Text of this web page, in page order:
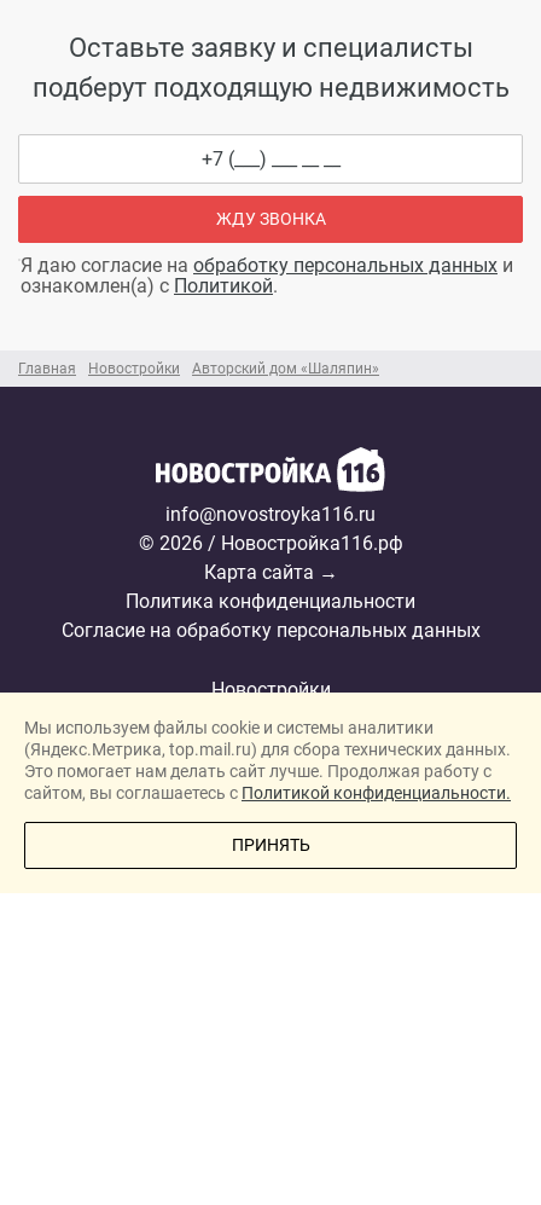
Главная Новостройки Авторский дом «Шаляпин»
Оставьте заявку и специалисты
подберут подходящую недвижимость
ЖДУ ЗВОНКА
Я даю согласие на обработку персональных данных и
ознакомлен(а) с Политикой.
info@novostroyka116.ru
© 2026 / Новостройка116.рф
Карта сайта →
Политика конфиденциальности
Согласие на обработку персональных данных
Новостройки
Застройщики
Ипотека
Новости
Полезная информация
ПОЗВОНИТЕ МНЕ
Мы используем файлы cookie и системы аналитики
(Яндекс.Метрика, top.mail.ru) для сбора технических данных.
Это помогает нам делать сайт лучше. Продолжая работу с
сайтом, вы соглашаетесь с Политикой конфиденциальности.
ПРИНЯТЬ